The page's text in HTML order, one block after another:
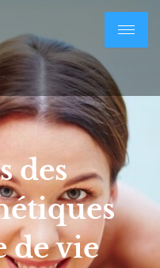
des
de vie